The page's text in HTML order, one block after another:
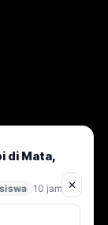
Desa
Gresik, Kode
di Mata,
10 jam lalu
✕